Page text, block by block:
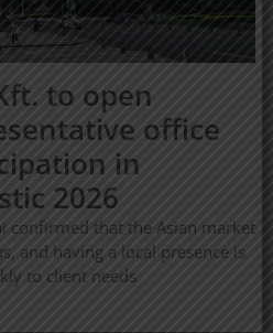
to open
office
in
2026
confirmed that the Asian market
and having a local presence is
to client needs